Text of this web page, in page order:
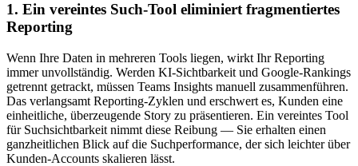
1. Ein vereintes Such-Tool eliminiert fragmentiertes
Reporting
Wenn Ihre Daten in mehreren Tools liegen, wirkt Ihr Reporting
immer unvollständig. Werden KI-Sichtbarkeit und Google-Rankings
getrennt getrackt, müssen Teams Insights manuell zusammenführen.
Das verlangsamt Reporting-Zyklen und erschwert es, Kunden eine
einheitliche, überzeugende Story zu präsentieren. Ein vereintes Tool
für Suchsichtbarkeit nimmt diese Reibung — Sie erhalten einen
ganzheitlichen Blick auf die Suchperformance, der sich leichter über
Kunden-Accounts skalieren lässt.